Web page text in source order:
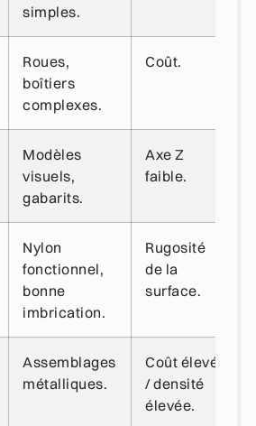
simples.
Roues,
boîtiers
complexes.
Coût.
Modèles
visuels,
gabarits.
Axe Z
faible.
Nylon
fonctionnel,
bonne
imbrication.
Rugosité
de la
surface.
Assemblages
métalliques.
Coût élevé
/ densité
élevée.